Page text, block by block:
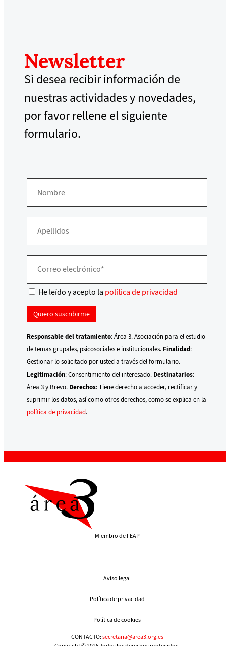
Newsletter
Si desea recibir información de
nuestras actividades y novedades,
por favor rellene el siguiente
formulario.
He leído y acepto la política de privacidad
Responsable del tratamiento: Área 3. Asociación para el estudio
de temas grupales, psicosociales e institucionales. Finalidad:
Gestionar lo solicitado por usted a través del formulario.
Legitimación: Consentimiento del interesado. Destinatarios:
Área 3 y Brevo. Derechos: Tiene derecho a acceder, rectificar y
suprimir los datos, así como otros derechos, como se explica en la
política de privacidad.
Aviso legal
Política de privacidad
Política de cookies
CONTACTO:secretaria@area3.org.es
Miembro de FEAP